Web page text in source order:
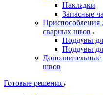
Накладки
Запасные
Приспособления
сварных швов
Поддувы
Поддувы
Дополнительные
швов
Готовые решения